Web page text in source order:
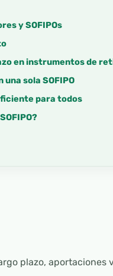
y SOFIPOs
en instrumentos de
sola SOFIPO
para todos
plazo,